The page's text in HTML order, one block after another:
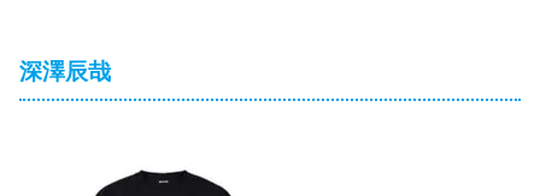
深澤辰哉